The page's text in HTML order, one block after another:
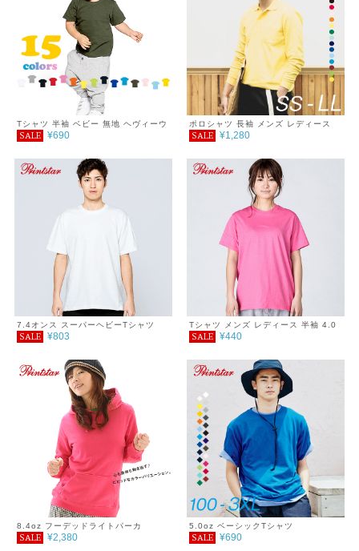
Tシャツ 半袖 ベビー 無地 ヘヴィーウ
ェイト Ｔシャツ シンプル お遊戯 重
SALE ¥690
ポロシャツ 長袖 メンズ レディース
無地 シンプル シンプルコーデ プチプ
ツ ポケット付 春 秋 着回し 着回しア
イテム 服
SALE ¥1,280
7.4オンス スーパーヘビーTシャツ
SALE ¥803
Tシャツ メンズ レディース 半袖 4.0
オンス ライトウェイトTシャツ
SALE ¥440
8.4oz フーデッドライトパーカ
SALE ¥2,380
5.0oz ベーシックTシャツ
SALE ¥690